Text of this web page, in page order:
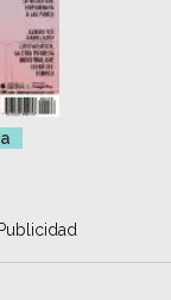
Publicidad